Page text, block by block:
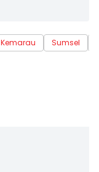
Kemarau Sumsel